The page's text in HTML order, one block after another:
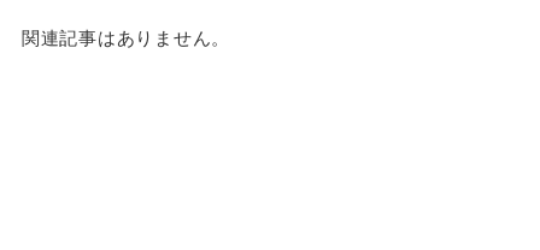
関連記事はありません。